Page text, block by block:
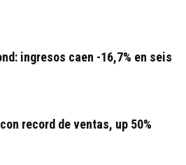
ingresos caen -16,7% en seis
record de ventas, up 50%